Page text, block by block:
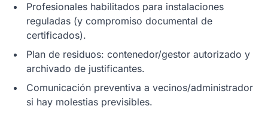
Profesionales habilitados para instalaciones
reguladas (y compromiso documental de
certificados).
Plan de residuos: contenedor/gestor autorizado y
archivado de justificantes.
Comunicación preventiva a vecinos/administrador
si hay molestias previsibles.